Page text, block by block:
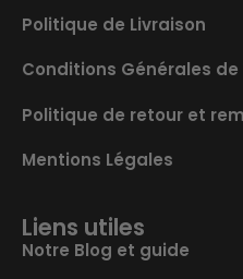
Politique de Livraison
Conditions Générales
Politique de retour et
Mentions Légales
Liens utiles
Notre Blog et guide